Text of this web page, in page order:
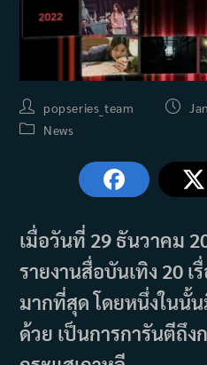
Post
author:
popseries_team
Post
PostNews
เมื่อวันที่ 29 ธันวาคม
รายงานสื่อบันเทิง 20 เ
มากที่สุด โดยหนึ่งในนั้
ด้วย เป็นการการันตีถึง